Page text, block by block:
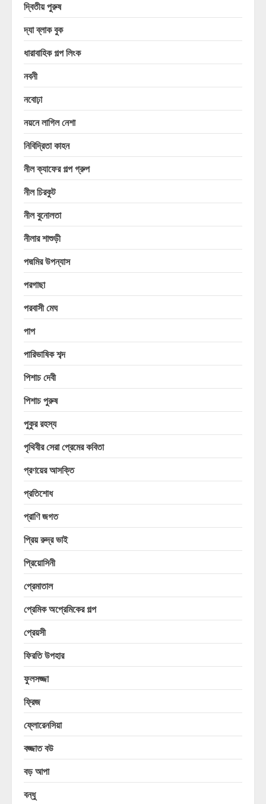
দ্বিতীয় পুরুষ
দ্যা ব্লাক বুক
ধারাবাহিক গল্প লিংক
নবনী
নবোঢ়া
নয়নে লাগিল নেশা
নিবিদ্রিতা কাহন
নীল ক্যাফের গল্প গ্রুপ
নীল চিরকুট
নীল বুনোলতা
নীলার শাশুড়ী
পদ্মমির উপন্যাস
পরগাছা
পরবাসী মেঘ
পাপ
পারিভাষিক শব্দ
পিশাচ দেবী
পিশাচ পুরুষ
পুকুর রহস্য
পৃথিবীর সেরা প্রেমের কবিতা
প্রণয়ের আসক্তি
প্রতিশোধ
প্রাণি জগত
প্রিয় রুদ্র ভাই
প্রিয়োসিনী
প্রেমাতাল
প্রেমিক অপ্রেমিকের গল্প
প্রেয়সী
ফিরতি উপহার
ফুলসজ্জা
ফ্রিজ
ফ্লোরেনসিয়া
বজ্জাত বউ
বড় আপা
বন্ধু